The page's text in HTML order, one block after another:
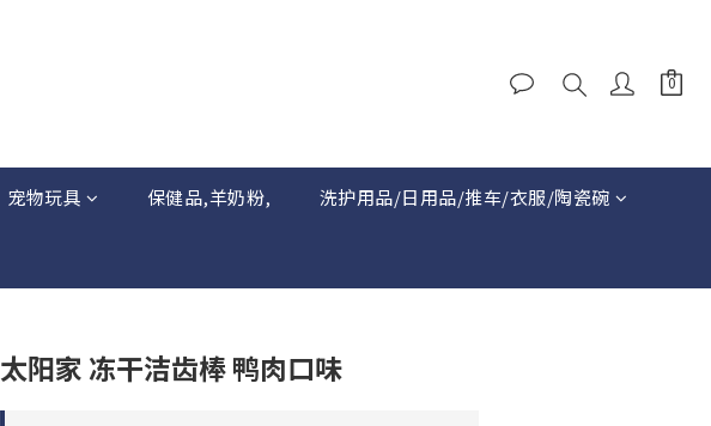
宠物玩具 保健品,羊奶粉, 洗护用品/日用品/推车/衣服/陶瓷碗
太阳家 冻干洁齿棒 鸭肉口味